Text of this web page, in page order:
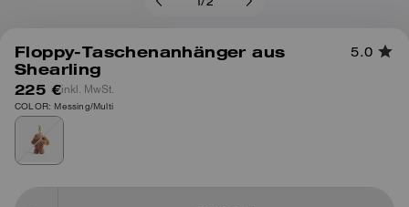
/2
Floppy-Taschenanhänger aus
Shearling
5.0
225 €inkl. MwSt.
COLOR: Messing/Multi